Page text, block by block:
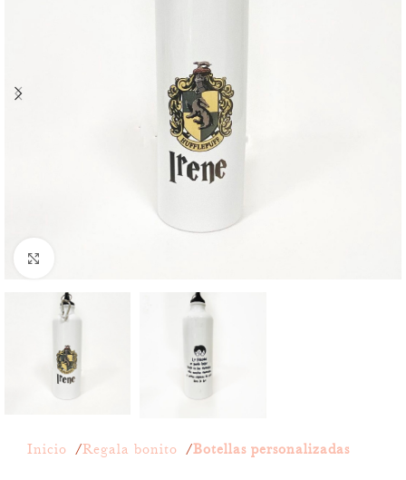
Inicio Regala bonito Botellas personalizadas